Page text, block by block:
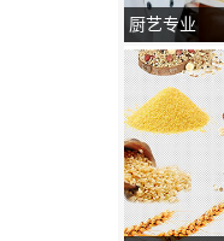
厨艺专业